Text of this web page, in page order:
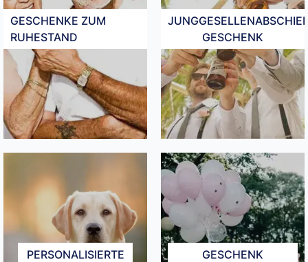
GESCHENKE ZUM
RUHESTAND
GESCHENK
PERSONALISIERTE
GESCHENK